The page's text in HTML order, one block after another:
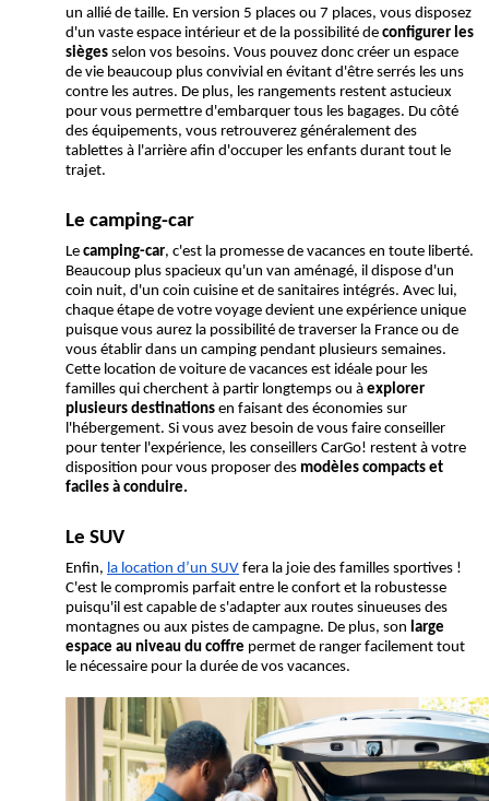
un allié de taille. En version 5 places ou 7 places, vous disposez
d'un vaste espace intérieur et de la possibilité de configurer les
sièges selon vos besoins. Vous pouvez donc créer un espace
de vie beaucoup plus convivial en évitant d'être serrés les uns
contre les autres. De plus, les rangements restent astucieux
pour vous permettre d'embarquer tous les bagages. Du côté
des équipements, vous retrouverez généralement des
tablettes à l'arrière afin d'occuper les enfants durant tout le
trajet.
Le camping-car
Le camping-car, c'est la promesse de vacances en toute liberté.
Beaucoup plus spacieux qu'un van aménagé, il dispose d'un
coin nuit, d'un coin cuisine et de sanitaires intégrés. Avec lui,
chaque étape de votre voyage devient une expérience unique
puisque vous aurez la possibilité de traverser la France ou de
vous établir dans un camping pendant plusieurs semaines.
Cette location de voiture de vacances est idéale pour les
familles qui cherchent à partir longtemps ou à explorer
plusieurs destinations en faisant des économies sur
l'hébergement. Si vous avez besoin de vous faire conseiller
pour tenter l'expérience, les conseillers CarGo! restent à votre
disposition pour vous proposer des modèles compacts et
faciles à conduire.
Le SUV
Enfin, la location d’un SUV fera la joie des familles sportives !
C'est le compromis parfait entre le confort et la robustesse
puisqu'il est capable de s'adapter aux routes sinueuses des
montagnes ou aux pistes de campagne. De plus, son large
espace au niveau du coffre permet de ranger facilement tout
le nécessaire pour la durée de vos vacances.